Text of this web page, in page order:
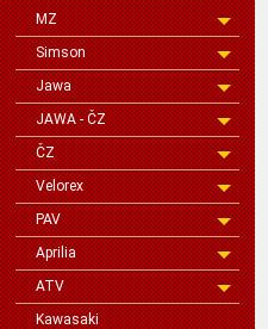
MZ
Simson
Jawa
JAWA - ČZ
ČZ
Velorex
PAV
Aprilia
ATV
Kawasaki